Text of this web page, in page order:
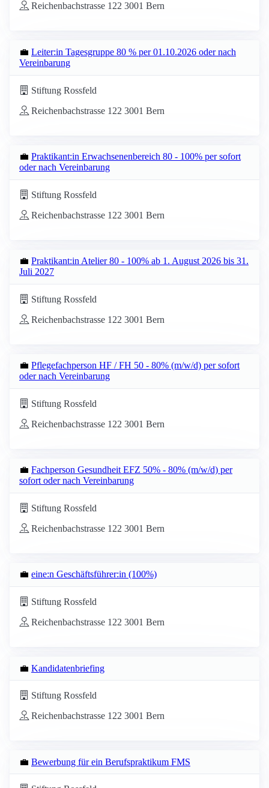
Reichenbachstrasse 122 3001 Bern
💼 Leiter:in Tagesgruppe 80 % per 01.10.2026 oder nach
Vereinbarung
Stiftung Rossfeld
Reichenbachstrasse 122 3001 Bern
💼 Praktikant:in Erwachsenenbereich 80 - 100% per sofort
oder nach Vereinbarung
Stiftung Rossfeld
Reichenbachstrasse 122 3001 Bern
💼 Praktikant:in Atelier 80 - 100% ab 1. August 2026 bis 31.
Juli 2027
Stiftung Rossfeld
Reichenbachstrasse 122 3001 Bern
💼 Pflegefachperson HF / FH 50 - 80% (m/w/d) per sofort
oder nach Vereinbarung
Stiftung Rossfeld
Reichenbachstrasse 122 3001 Bern
💼 Fachperson Gesundheit EFZ 50% - 80% (m/w/d) per
sofort oder nach Vereinbarung
Stiftung Rossfeld
Reichenbachstrasse 122 3001 Bern
💼 eine:n Geschäftsführer:in (100%)
Stiftung Rossfeld
Reichenbachstrasse 122 3001 Bern
💼 Kandidatenbriefing
Stiftung Rossfeld
Reichenbachstrasse 122 3001 Bern
💼 Bewerbung für ein Berufspraktikum FMS